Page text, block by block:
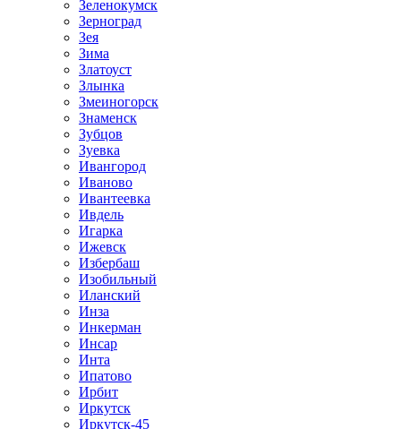
Зеленокумск
Зерноград
Зея
Зима
Златоуст
Злынка
Змеиногорск
Знаменск
Зубцов
Зуевка
Ивангород
Иваново
Ивантеевка
Ивдель
Игарка
Ижевск
Избербаш
Изобильный
Иланский
Инза
Инкерман
Инсар
Инта
Ипатово
Ирбит
Иркутск
Иркутск-45